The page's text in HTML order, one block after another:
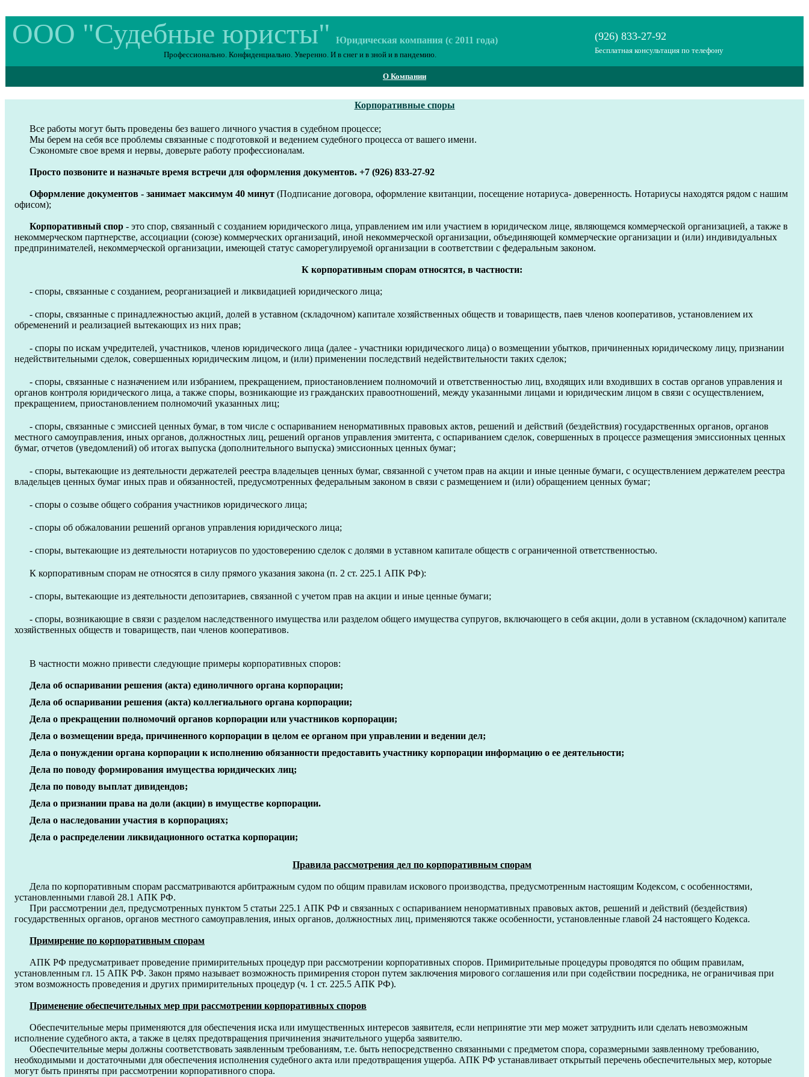
ООО "Судебные юристы" Юридическая компания (с 2011 года)
Профессионально. Конфиденциально. Уверенно. И в снег и в зной и в пандемию.
(926) 833-27-92
Бесплатная консультация по телефону
О Компании
Корпоративные споры
Все работы могут быть проведены без вашего личного участия в судебном процессе;
Мы берем на себя все проблемы связанные с подготовкой и ведением судебного процесса от вашего имени.
Сэкономьте свое время и нервы, доверьте работу профессионалам.
Просто позвоните и назначьте время встречи для оформления документов. +7 (926) 833-27-92
Оформление документов - занимает максимум 40 минут (Подписание договора, оформление квитанции, посещение нотариуса- доверенность. Нотариусы находятся рядом с нашим
офисом);
Корпоративный спор - это спор, связанный с созданием юридического лица, управлением им или участием в юридическом лице, являющемся коммерческой организацией, а также в
некоммерческом партнерстве, ассоциации (союзе) коммерческих организаций, иной некоммерческой организации, объединяющей коммерческие организации и (или) индивидуальных
предпринимателей, некоммерческой организации, имеющей статус саморегулируемой организации в соответствии с федеральным законом.
К корпоративным спорам относятся, в частности:
- споры, связанные с созданием, реорганизацией и ликвидацией юридического лица;
- споры, связанные с принадлежностью акций, долей в уставном (складочном) капитале хозяйственных обществ и товариществ, паев членов кооперативов, установлением их
обременений и реализацией вытекающих из них прав;
- споры по искам учредителей, участников, членов юридического лица (далее - участники юридического лица) о возмещении убытков, причиненных юридическому лицу, признании
недействительными сделок, совершенных юридическим лицом, и (или) применении последствий недействительности таких сделок;
- споры, связанные с назначением или избранием, прекращением, приостановлением полномочий и ответственностью лиц, входящих или входивших в состав органов управления и
органов контроля юридического лица, а также споры, возникающие из гражданских правоотношений, между указанными лицами и юридическим лицом в связи с осуществлением,
прекращением, приостановлением полномочий указанных лиц;
- споры, связанные с эмиссией ценных бумаг, в том числе с оспариванием ненормативных правовых актов, решений и действий (бездействия) государственных органов, органов
местного самоуправления, иных органов, должностных лиц, решений органов управления эмитента, с оспариванием сделок, совершенных в процессе размещения эмиссионных ценных
бумаг, отчетов (уведомлений) об итогах выпуска (дополнительного выпуска) эмиссионных ценных бумаг;
- споры, вытекающие из деятельности держателей реестра владельцев ценных бумаг, связанной с учетом прав на акции и иные ценные бумаги, с осуществлением держателем реестра
владельцев ценных бумаг иных прав и обязанностей, предусмотренных федеральным законом в связи с размещением и (или) обращением ценных бумаг;
- споры о созыве общего собрания участников юридического лица;
- споры об обжаловании решений органов управления юридического лица;
- споры, вытекающие из деятельности нотариусов по удостоверению сделок с долями в уставном капитале обществ с ограниченной ответственностью.
К корпоративным спорам не относятся в силу прямого указания закона (п. 2 ст. 225.1 АПК РФ):
- споры, вытекающие из деятельности депозитариев, связанной с учетом прав на акции и иные ценные бумаги;
- споры, возникающие в связи с разделом наследственного имущества или разделом общего имущества супругов, включающего в себя акции, доли в уставном (складочном) капитале
хозяйственных обществ и товариществ, паи членов кооперативов.
В частности можно привести следующие примеры корпоративных споров:
Дела об оспаривании решения (акта) единоличного органа корпорации;
Дела об оспаривании решения (акта) коллегиального органа корпорации;
Дела о прекращении полномочий органов корпорации или участников корпорации;
Дела о возмещении вреда, причиненного корпорации в целом ее органом при управлении и ведении дел;
Дела о понуждении органа корпорации к исполнению обязанности предоставить участнику корпорации информацию о ее деятельности;
Дела по поводу формирования имущества юридических лиц;
Дела по поводу выплат дивидендов;
Дела о признании права на доли (акции) в имуществе корпорации.
Дела о наследовании участия в корпорациях;
Дела о распределении ликвидационного остатка корпорации;
Правила рассмотрения дел по корпоративным спорам
Дела по корпоративным спорам рассматриваются арбитражным судом по общим правилам искового производства, предусмотренным настоящим Кодексом, с особенностями,
установленными главой 28.1 АПК РФ.
При рассмотрении дел, предусмотренных пунктом 5 статьи 225.1 АПК РФ и связанных с оспариванием ненормативных правовых актов, решений и действий (бездействия)
государственных органов, органов местного самоуправления, иных органов, должностных лиц, применяются также особенности, установленные главой 24 настоящего Кодекса.
Примирение по корпоративным спорам
АПК РФ предусматривает проведение примирительных процедур при рассмотрении корпоративных споров. Примирительные процедуры проводятся по общим правилам,
установленным гл. 15 АПК РФ. Закон прямо называет возможность примирения сторон путем заключения мирового соглашения или при содействии посредника, не ограничивая при
этом возможность проведения и других примирительных процедур (ч. 1 ст. 225.5 АПК РФ).
Применение обеспечительных мер при рассмотрении корпоративных споров
Обеспечительные меры применяются для обеспечения иска или имущественных интересов заявителя, если непринятие эти мер может затруднить или сделать невозможным
исполнение судебного акта, а также в целях предотвращения причинения значительного ущерба заявителю.
Обеспечительные меры должны соответствовать заявленным требованиям, т.е. быть непосредственно связанными с предметом спора, соразмерными заявленному требованию,
необходимыми и достаточными для обеспечения исполнения судебного акта или предотвращения ущерба. АПК РФ устанавливает открытый перечень обеспечительных мер, которые
могут быть приняты при рассмотрении корпоративного спора.